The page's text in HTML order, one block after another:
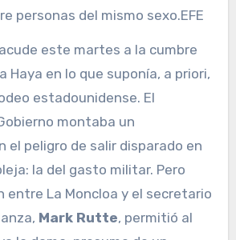
personas del mismo sexo.EFE
Haya en lo que suponía, a priori,
estadounidense. El
montaba un
el peligro de salir disparado en
la del gasto militar. Pero
entre La Moncloa y el secretario
Mark Rutte, permitió al